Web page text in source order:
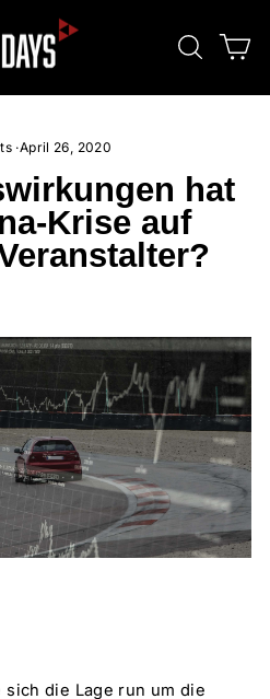
SUCHE
·April 26, 2020
hat
Krise auf
die Lage run um die